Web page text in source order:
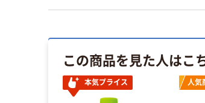
この商品を見た人はこ
本気プライス 人気